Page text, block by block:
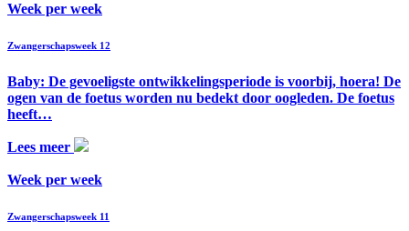
Week per week
Zwangerschapsweek 12
Baby: De gevoeligste ontwikkelingsperiode is voorbij, hoera! De
ogen van de foetus worden nu bedekt door oogleden. De foetus
heeft…
Lees meer
Week per week
Zwangerschapsweek 11